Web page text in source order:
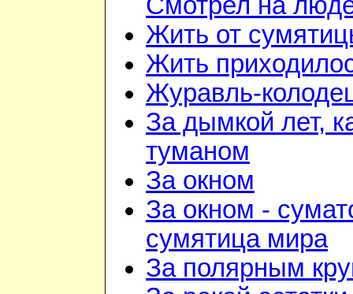
Смотрел на
Жить от
Жить
Журавль-
За дымкой лет,
туманом
За окном
За окном -
сумятица мира
За полярным